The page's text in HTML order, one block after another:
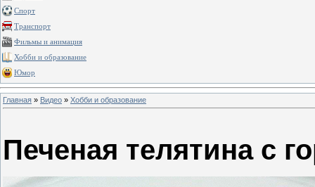
Спорт
Транспорт
Фильмы и анимация
Хобби и образование
Юмор
Главная » Видео » Хобби и образование
Печеная телятина с